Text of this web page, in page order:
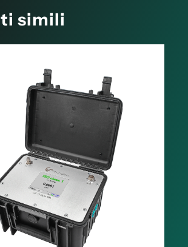
simili